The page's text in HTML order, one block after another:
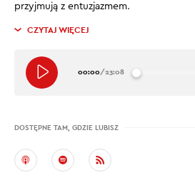
przyjmują z entuzjazmem.
CZYTAJ WIĘCEJ
00:00/23:08
DOSTĘPNE TAM, GDZIE LUBISZ